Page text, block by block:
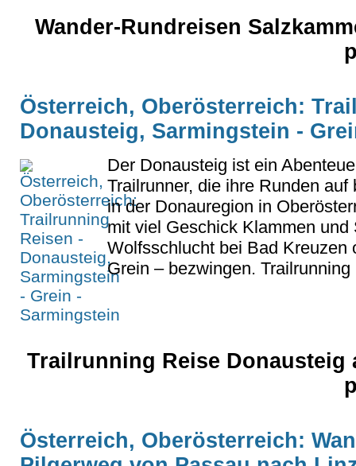
Wander-Rundreisen
Österreich, Oberösterreich:
Donausteig, Sarmingstein -
Der Donausteig ist ein
Trailrunner, die ihre Runden
in der Donauregion in
mit viel Geschick Klammen
Wolfsschlucht bei Bad Kreuzen
Grein – bezwingen.
Trailrunning Reise Donausteig
Österreich, Oberösterreich: